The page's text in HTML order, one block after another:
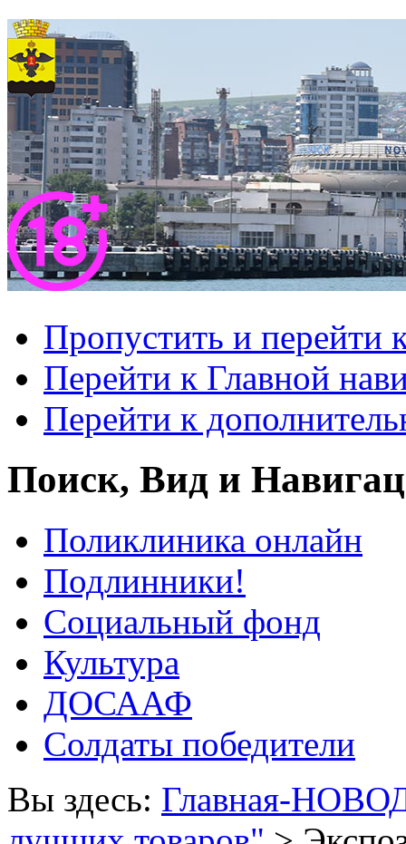
Пропустить и перейти
Перейти к Главной
Перейти к
Поиск, Вид и
Поликлиника онлайн
Подлинники!
Социальный фонд
Культура
ДОСААФ
Солдаты победители
Вы здесь: Главная-